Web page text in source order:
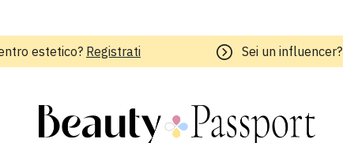
estetico? Registrati Sei un influencer?